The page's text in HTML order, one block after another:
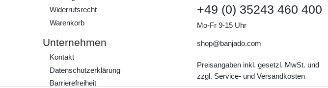
Widerrufs­recht
Warenkorb
Unternehmen
Kontakt
Daten­schutz­erklärung
Barrierefreiheit
+49 (0) 35243 460 400
Mo-Fr 9-15 Uhr
shop@banjado.com
Preisangaben inkl. gesetzl. MwSt. und
zzgl. Service- und Versandkosten